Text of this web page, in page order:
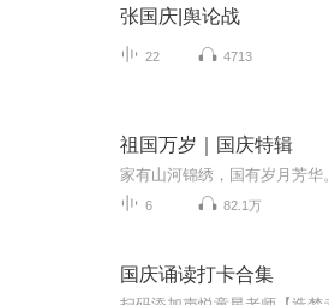
张国庆|舆论战
22 4713
祖国万岁｜国庆特辑
6 82.1万
国庆诵读打卡合集